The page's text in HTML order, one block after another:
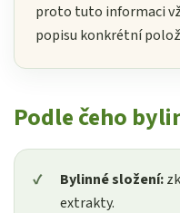
proto tuto informaci
popisu konkrétní
Podle čeho
Bylinné složení:
extrakty.